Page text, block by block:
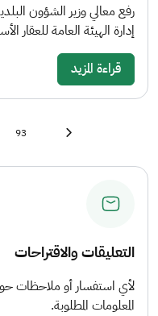
رفع معالي وزير الشؤون
إدارة الهيئة العامة للعقار
قراءة المزيد
First page
Page
93
التعليقات والاقتراحات
لأي استفسار أو ملاحظات
المعلومات المطلوبة.